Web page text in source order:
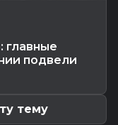
Лукашенко
главные
подвели
тему